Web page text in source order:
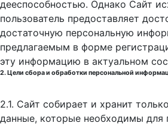
дееспособностью. Однако Сайт
пользователь предоставляет
достаточную персональную
предлагаемым в форме
эту информацию в актуальном
2. Цели сбора и обработки персональной
2.1. Сайт собирает и хранит
данные, которые необходимы для